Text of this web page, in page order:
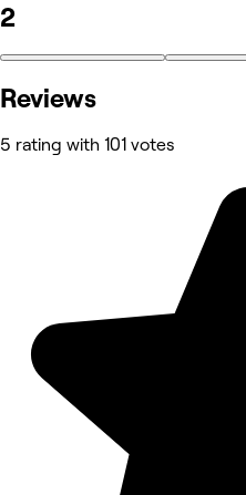
2
Reviews
5 rating with 101 votes